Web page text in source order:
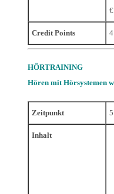
Credit Points 4
HÖRTRAINING
Hören mit Hörsystemen
Zeitpunkt
Inhalt